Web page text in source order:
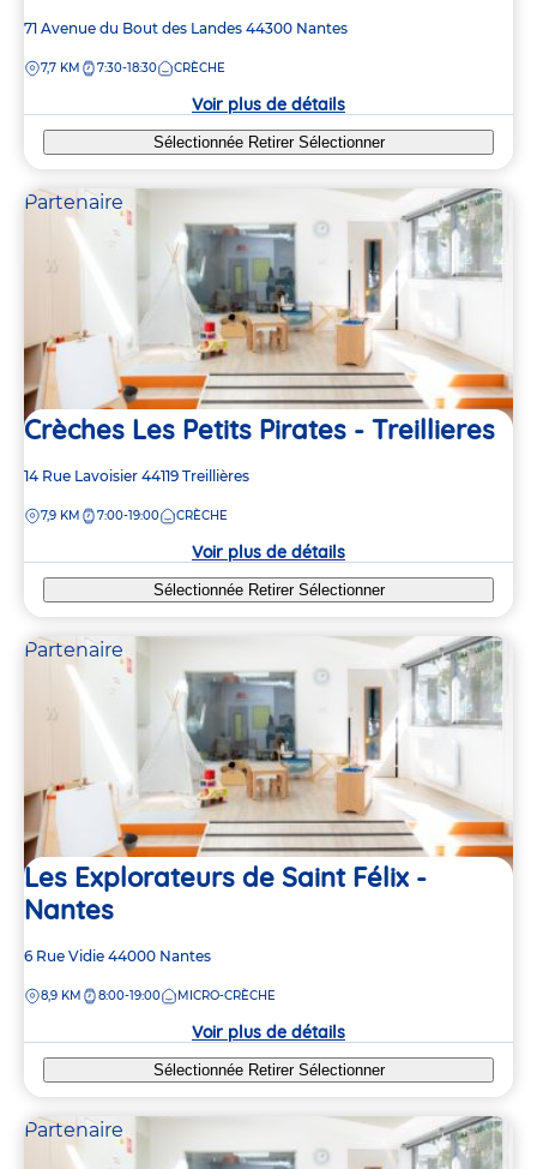
Adresse
la
71 Avenue du Bout des Landes 44300 Nantes
DISTANCE
7,7 KM 7:30-18:30 CRÈCHE
Voir plus de détails
Sélectionnée Retirer Sélectionner
Partenaire
Crèches Les Petits Pirates - Treillieres
Adresse
la
14 Rue Lavoisier 44119 Treillières
DISTANCE
7,9 KM 7:00-19:00 CRÈCHE
Voir plus de détails
Sélectionnée Retirer Sélectionner
Partenaire
Les Explorateurs de Saint Félix -
Nantes
Adresse
la
6 Rue Vidie 44000 Nantes
DISTANCE
8,9 KM 8:00-19:00 MICRO-CRÈCHE
Voir plus de détails
Sélectionnée Retirer Sélectionner
Partenaire